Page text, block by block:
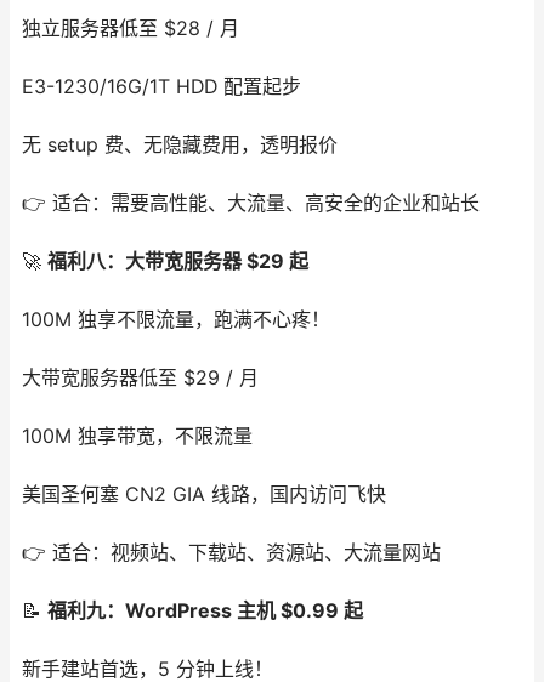
独立服务器低至 $28 / 月
E3-1230/16G/1T HDD 配置起步
无 setup 费、无隐藏费用，透明报价
👉 适合：需要高性能、大流量、高安全的企业和站长
🚀 福利八：大带宽服务器 $29 起
100M 独享不限流量，跑满不心疼！
大带宽服务器低至 $29 / 月
100M 独享带宽，不限流量
美国圣何塞 CN2 GIA 线路，国内访问飞快
👉 适合：视频站、下载站、资源站、大流量网站
📝 福利九：WordPress 主机 $0.99 起
新手建站首选，5 分钟上线！